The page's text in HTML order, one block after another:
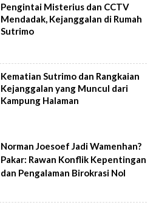
Pengintai Misterius dan CCTV
Mendadak, Kejanggalan di Rumah
Sutrimo
Kematian Sutrimo dan Rangkaian
Kejanggalan yang Muncul dari
Kampung Halaman
Norman Joesoef Jadi Wamenhan?
Pakar: Rawan Konflik Kepentingan
dan Pengalaman Birokrasi Nol